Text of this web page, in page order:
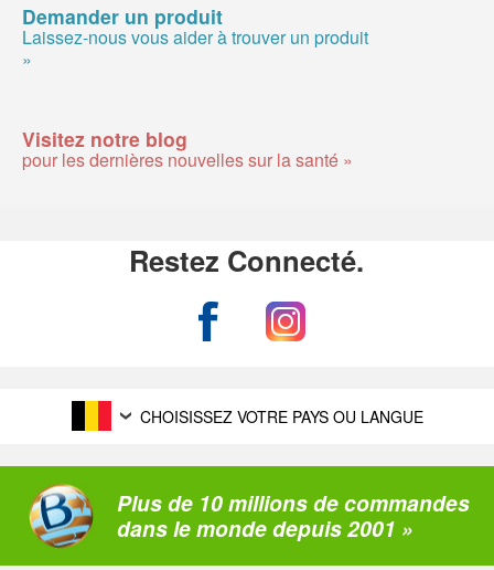
Demander un produit
Laissez-nous vous aider à trouver un produit
»
Visitez notre blog
pour les dernières nouvelles sur la santé »
Restez Connecté.
CHOISISSEZ VOTRE PAYS OU LANGUE
Plus de 10 millions de commandes
dans le monde depuis 2001 »